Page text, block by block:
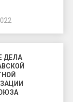
ДЕЛА